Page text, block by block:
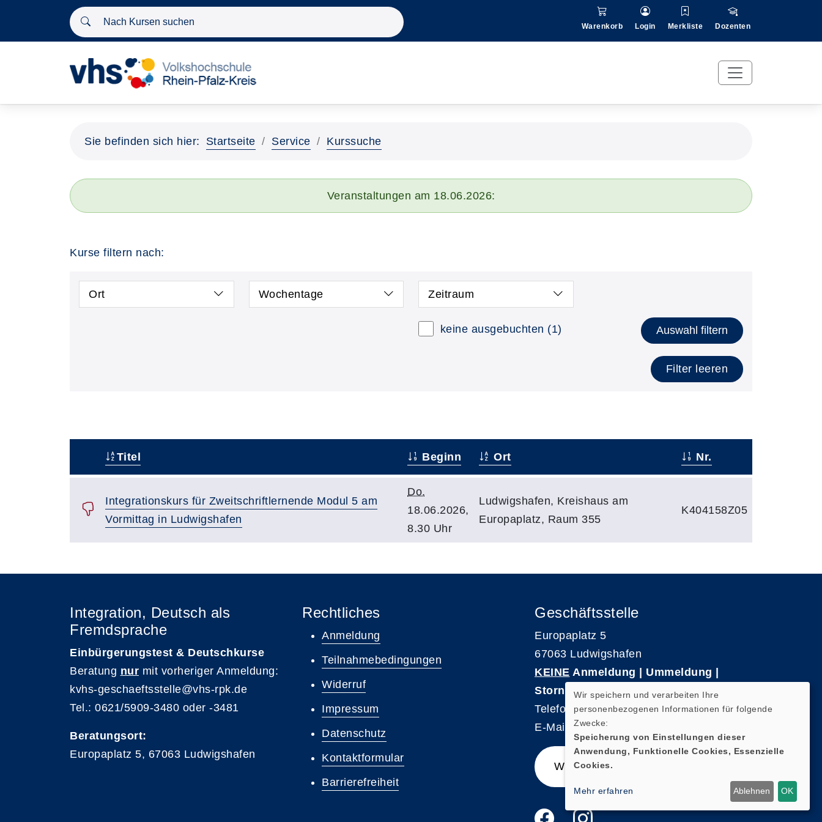
Nach Kursen suchen
Warenkorb Login Merkliste Dozenten
Sie befinden sich hier: Startseite Service Kurssuche
Veranstaltungen am 18.06.2026:
Kurse filtern nach:
Ort Wochentage Zeitraum
keine ausgebuchten (1) Auswahl filtern
Filter leeren
Titel Beginn Ort Nr.
Integrationskurs für Zweitschriftlernende Modul 5 am
Vormittag in Ludwigshafen
Do.
18.06.2026,
8.30 Uhr
Ludwigshafen, Kreishaus am
Europaplatz, Raum 355
K404158Z05
Integration, Deutsch als
Fremdsprache
Einbürgerungstest & Deutschkurse
Beratung nur mit vorheriger Anmeldung:
kvhs-geschaeftsstelle@vhs-rpk.de
Tel.: 0621/5909-3480 oder -3481
Beratungsort:
Europaplatz 5, 67063 Ludwigshafen
Rechtliches
Anmeldung
Teilnahmebedingungen
Widerruf
Impressum
Datenschutz
Kontaktformular
Barrierefreiheit
Geschäftsstelle
Europaplatz 5
67063 Ludwigshafen
KEINE Anmeldung | Ummeldung |
Stornierungen
Telefon 0621-5909 3500
E-Mail: kvhs-geschaeftsstelle@vhs-rpk.de
Widerrufsformular
Wir speichern und verarbeiten Ihre
personenbezogenen Informationen für folgende
Zwecke:
Speicherung von Einstellungen dieser
Anwendung, Funktionelle Cookies, Essenzielle
Cookies.
Mehr erfahren Ablehnen OK